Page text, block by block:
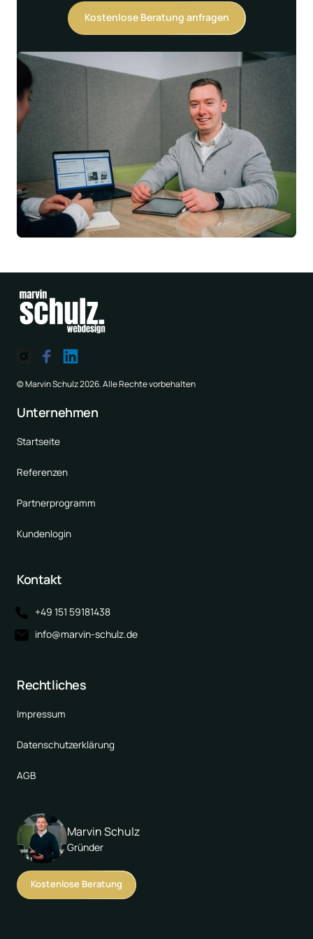
Kostenlose Beratung anfragen
© Marvin Schulz 2026. Alle Rechte vorbehalten
Unternehmen
Startseite
Referenzen
Partnerprogramm
Kundenlogin
Kontakt
+49 151 59181438
info@marvin-schulz.de
Rechtliches
Impressum
Datenschutzerklärung
AGB
Marvin Schulz
Gründer
Kostenlose Beratung